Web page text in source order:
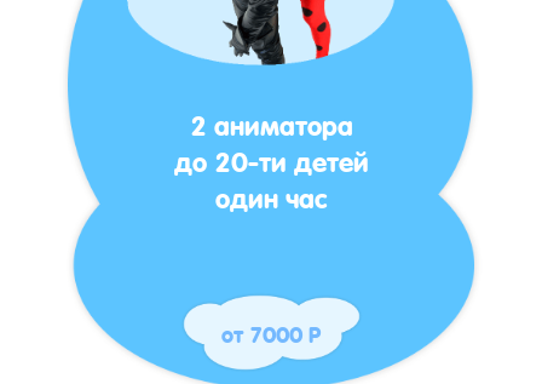
2 аниматора
до 20-ти детей
один час
от 7000 Р